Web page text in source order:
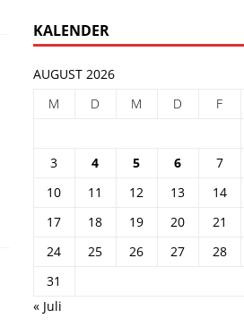
KALENDER
AUGUST 2026
M
D M D F
3
4 5 6 7
10
11 12 13 14
17
18 19 20 21
24
25 26 27 28
31
« Juli